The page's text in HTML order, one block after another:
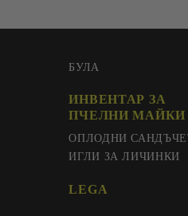
БУЛА
ИНВЕНТАР ЗА
ПЧЕЛНИ МАЙКИ
ОПЛОДНИ
ИГЛИ ЗА ЛИЧИНКИ
LEGA